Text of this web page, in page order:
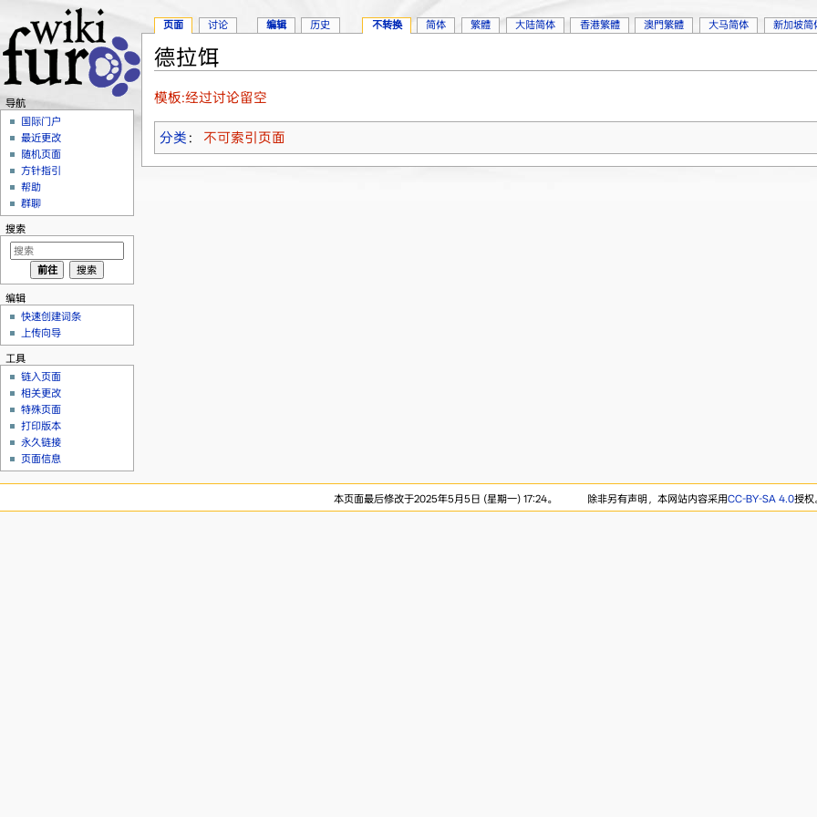
德拉饵
模板:经过讨论留空
分类 ： 不可索引页面
页面 讨论 编辑 历史 不转换 简体 繁體 大陆简体 香港繁體 澳門繁體 大马简体 新加坡简
导航
国际门户
最近更改
随机页面
方针指引
帮助
群聊
搜索
编辑
快速创建词条
上传向导
工具
链入页面
相关更改
特殊页面
打印版本
永久链接
页面信息
本页面最后修改于2025年5月5日 (星期一) 17:24。 除非另有声明，本网站内容采用CC-BY-SA 4.0授权